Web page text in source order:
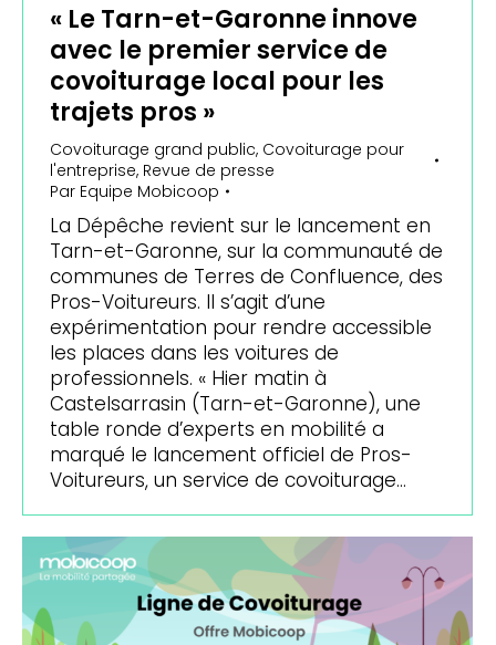
« Le Tarn-et-Garonne innove
avec le premier service de
covoiturage local pour les
trajets pros »
Covoiturage grand public, Covoiturage pour
l'entreprise, Revue de presse
Par Equipe Mobicoop
La Dépêche revient sur le lancement en
Tarn-et-Garonne, sur la communauté de
communes de Terres de Confluence, des
Pros-Voitureurs. Il s’agit d’une
expérimentation pour rendre accessible
les places dans les voitures de
professionnels. « Hier matin à
Castelsarrasin (Tarn-et-Garonne), une
table ronde d’experts en mobilité a
marqué le lancement officiel de Pros-
Voitureurs, un service de covoiturage…